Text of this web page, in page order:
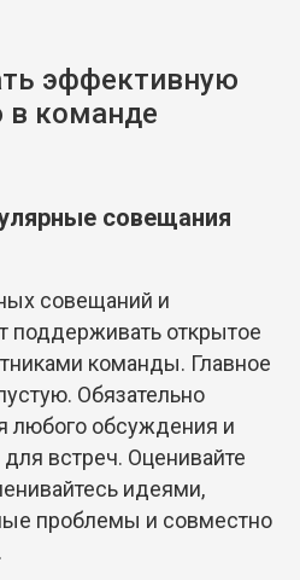
эффективную
команде
совещания
совещаний и
поддерживать открытое
команды. Главное
Обязательно
любого обсуждения и
встреч. Оценивайте
идеями,
проблемы и совместно